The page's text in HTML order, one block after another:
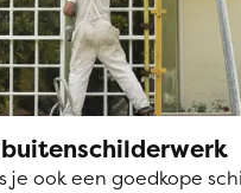
je ook een goedkope